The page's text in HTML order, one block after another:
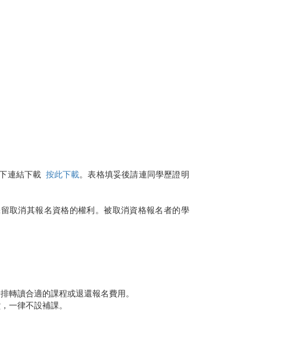
連結下載 按此下載。表格填妥後請連同學歷證明
取消其報名資格的權利。被取消資格報名者的學
讀合適的課程或退還報名費用。
一律不設補課。